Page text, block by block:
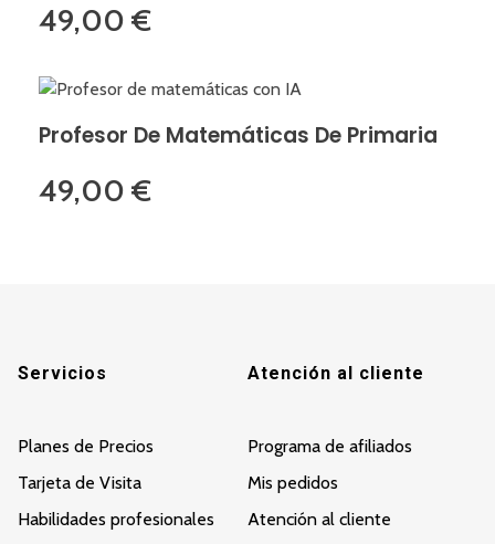
49,00 €
Profesor De Matemáticas De Primaria
49,00 €
Atención al cliente
Programa de afiliados
Mis pedidos
Atención al cliente
Servicios
Planes de Precios
Tarjeta de Visita
Habilidades profesionales